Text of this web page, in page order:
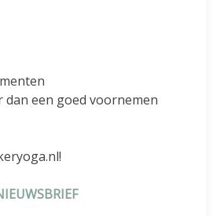
dan een goed voornemen